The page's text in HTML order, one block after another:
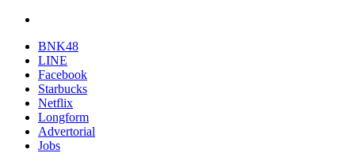
BNK48
LINE
Facebook
Starbucks
Netflix
Longform
Advertorial
Jobs